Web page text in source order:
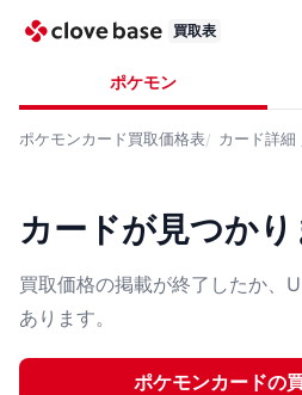
買取表
ポケモン
ポケモンカード買取価格表 カード詳細
カードが見つか
買取価格の掲載が終了したか、
あります。
ポケモンカードの